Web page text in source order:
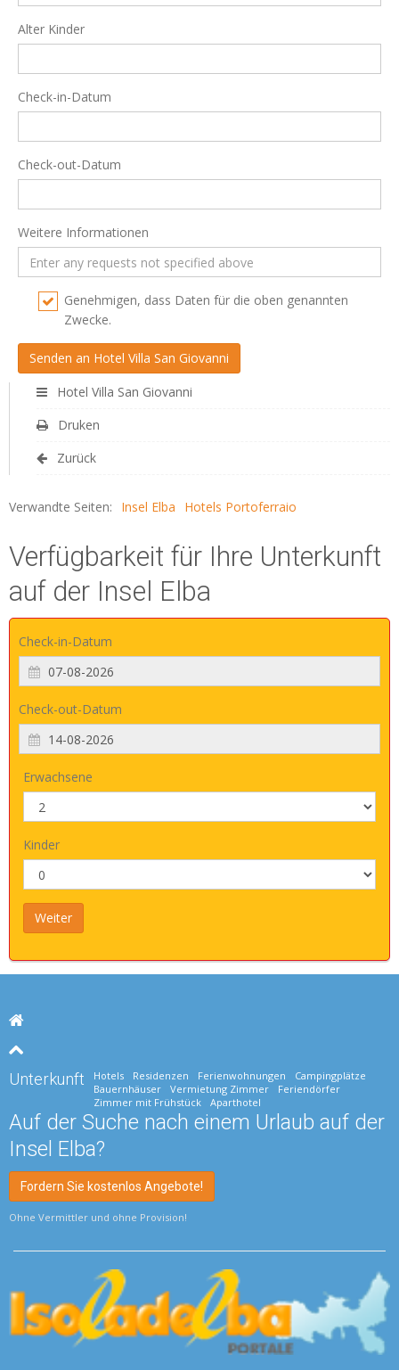
Alter Kinder
Check-in-Datum
Check-out-Datum
Weitere Informationen
Genehmigen, dass Daten für die oben genannten
Zwecke.
Hotel Villa San Giovanni
Druken
Zurück
Verwandte Seiten: Insel Elba Hotels Portoferraio
Verfügbarkeit für Ihre Unterkunft
auf der Insel Elba
Check-in-Datum
Check-out-Datum
Erwachsene
Kinder
Unterkunft Hotels Residenzen Ferienwohnungen
Campingplätze
Bauernhäuser
Vermietung Zimmer
Feriendörfer
Zimmer mit Frühstück
Aparthotel
Auf der Suche nach einem Urlaub auf der
Insel Elba?
Fordern Sie kostenlos Angebote!
Ohne Vermittler und ohne Provision!